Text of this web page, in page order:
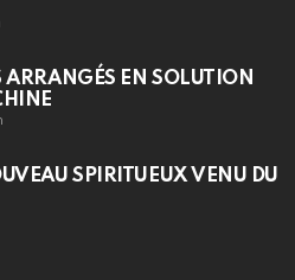
ARRANGÉS EN SOLUTION
SPIRITUEUX VENU DU